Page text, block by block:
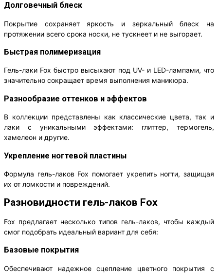
Долговечный блеск
Покрытие сохраняет яркость и зеркальный блеск на
протяжении всего срока носки, не тускнеет и не выгорает.
Быстрая полимеризация
Гель-лаки Fox быстро высыхают под UV- и LED-лампами, что
значительно сокращает время выполнения маникюра.
Разнообразие оттенков и эффектов
В коллекции представлены как классические цвета, так и
лаки с уникальными эффектами: глиттер, термогель,
хамелеон и другие.
Укрепление ногтевой пластины
Формула гель-лаков Fox помогает укрепить ногти, защищая
их от ломкости и повреждений.
Разновидности гель-лаков Fox
Fox предлагает несколько типов гель-лаков, чтобы каждый
смог подобрать идеальный вариант для себя:
Базовые покрытия
Обеспечивают надежное сцепление цветного покрытия с